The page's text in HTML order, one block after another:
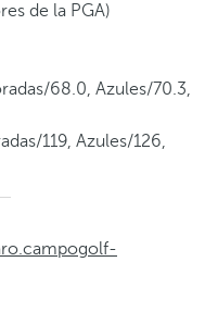
de la PGA)
68.0, Azules/70.3,
119, Azules/126,